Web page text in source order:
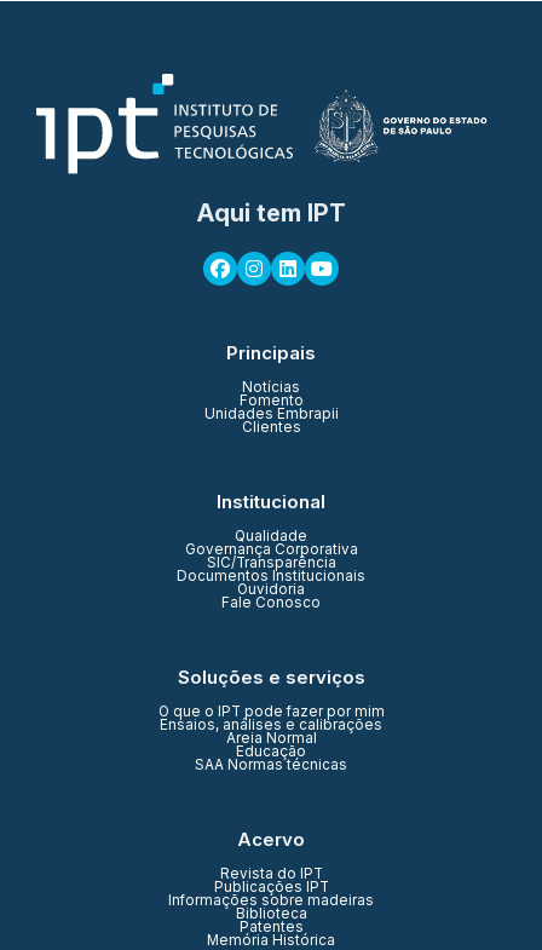
Aqui tem IPT
Principais
Notícias
Fomento
Unidades Embrapii
Clientes
Institucional
Qualidade
Governança Corporativa
SIC/Transparência
Documentos Institucionais
Ouvidoria
Fale Conosco
Soluções e serviços
O que o IPT pode fazer por mim
Ensaios, análises e calibrações
Areia Normal
Educação
SAA Normas técnicas
Acervo
Revista do IPT
Publicações IPT
Informações sobre madeiras
Biblioteca
Patentes
Memória Histórica